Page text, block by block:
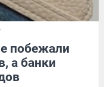
побежали
а банки